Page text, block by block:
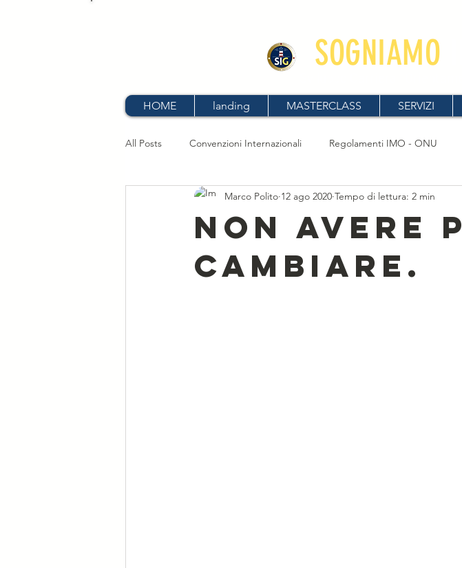
SOGNIAMO
HOME landing MASTERCLASS SERVIZI
All Posts Convenzioni Internazionali Regolamenti IMO - ONU
Codice della Navigazione Navigazione Marittima
Non avere
cambiare.
Marco Polito 12 ago 2020 Tempo di lettura: 2 min